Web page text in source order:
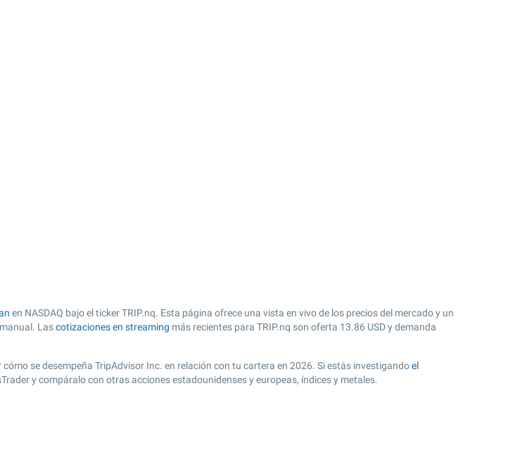
en NASDAQ bajo el ticker TRIP.nq. Esta página ofrece una vista en vivo de los precios del mercado y un
Lascotizaciones en streaming más recientes para TRIP.nq son oferta 13.86 USD y demanda
se desempeña TripAdvisor Inc. en relación con tu cartera en 2026. Si estás investigandoel
y compáralo con otras acciones estadounidenses y europeas, índices y metales.